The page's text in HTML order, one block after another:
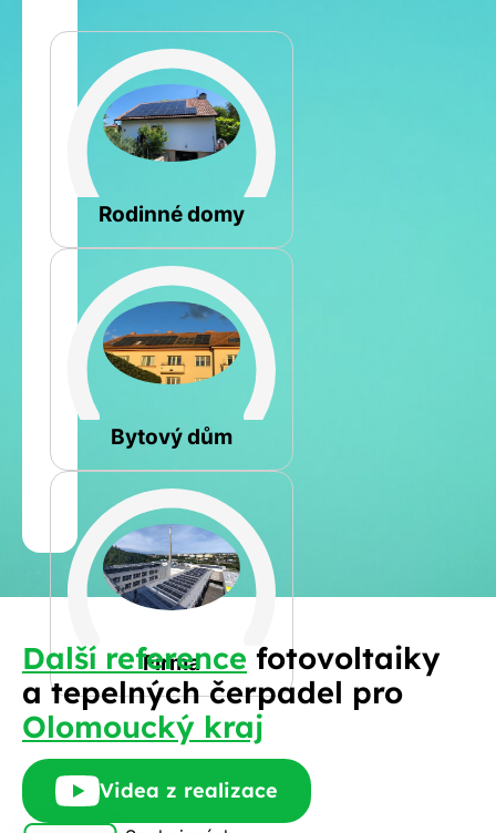
Rodinné domy
Bytový dům
Firma
Šikmá
Jiná
Spočítat
kalkulaci
Jméno
a
příjmení
Telefon
E-
mail
Další reference fotovoltaiky
a tepelných čerpadel pro
Olomoucký kraj
Videa z realizace